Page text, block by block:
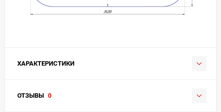
ХАРАКТЕРИСТИКИ
ОТЗЫВЫ 0